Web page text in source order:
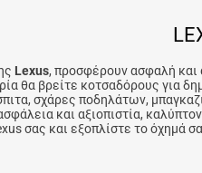
Lexus, προσφέρουν ασφαλή και
θα βρείτε κοτσαδόρους για
σχάρες ποδηλάτων,
και αξιοπιστία,
σας και εξοπλίστε το όχημά